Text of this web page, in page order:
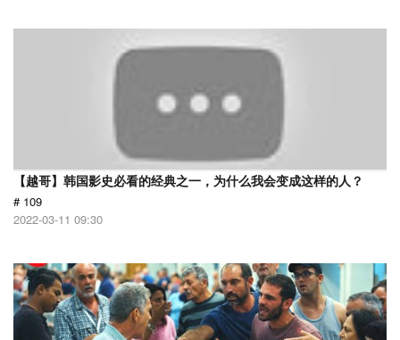
【越哥】韩国影史必看的经典之一，为什么我会变成这样的人？
# 109
2022-03-11 09:30